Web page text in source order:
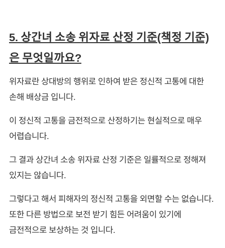
5. 상간녀 소송 위자료 산정 기준(책정 기준)
은 무엇일까요?
위자료란 상대방의 행위로 인하여 받은 정신적 고통에 대한
손해 배상금 입니다.
이 정신적 고통을 금전적으로 산정하기는 현실적으로 매우
어렵습니다.
그 결과 상간녀 소송 위자료 산정 기준은 일률적으로 정해져
있지는 않습니다.
그렇다고 해서 피해자의 정신적 고통을 외면할 수는 없습니다.
또한 다른 방법으로 보전 받기 힘든 어려움이 있기에
금전적으로 보상하는 것 입니다.